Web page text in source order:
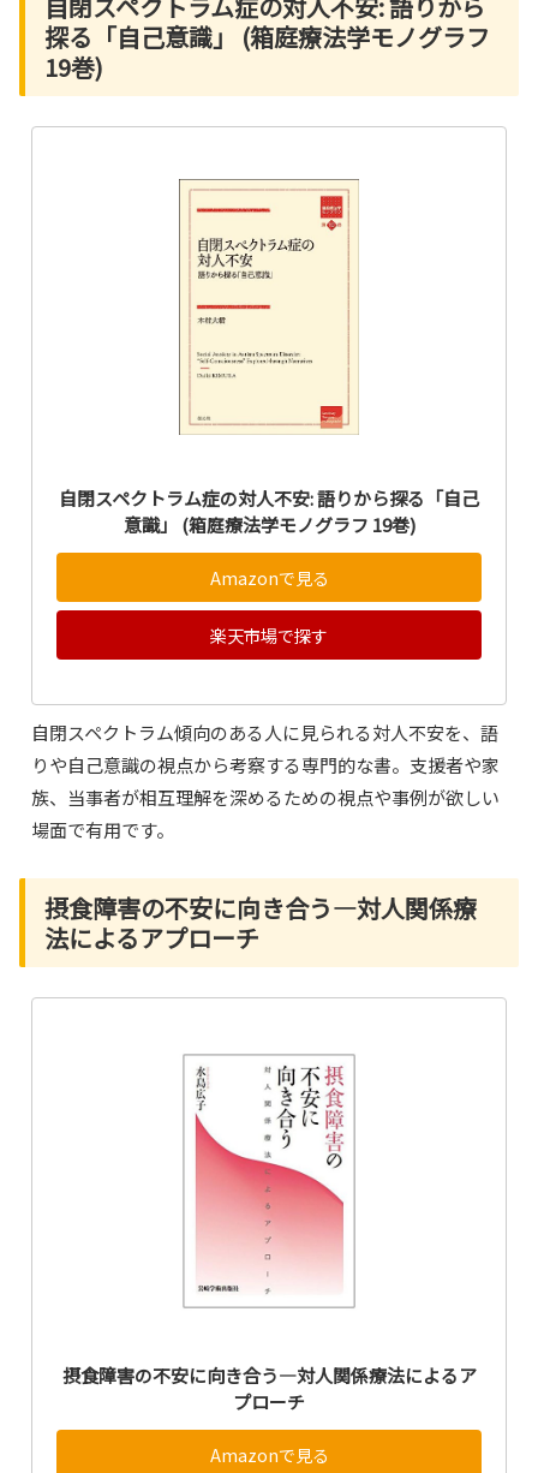
探る「自己意識」 (箱庭療法学モノグラフ
19巻)
自閉スペクトラム症の対人不安: 語りから探る「自己
意識」 (箱庭療法学モノグラフ 19巻)
Amazonで見る
楽天市場で探す
自閉スペクトラム傾向のある人に見られる対人不安を、語
りや自己意識の視点から考察する専門的な書。支援者や家
族、当事者が相互理解を深めるための視点や事例が欲しい
場面で有用です。
摂食障害の不安に向き合う―対人関係療
法によるアプローチ
摂食障害の不安に向き合う―対人関係療法によるア
プローチ
Amazonで見る